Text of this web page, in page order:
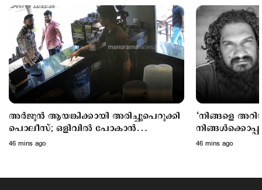
Politics
ചട്ടപ്രകാരം മുന്നറിയിപ്പ് നല്‍കിയില്ല; പ്രതിപക്ഷ
എംഎല്‍എയെ മാറ്റിനിര്‍ത്തി; സര്‍ക്കാരിനെതിരെ
പിണറായി
1 hour ago
അര്‍ജുന്‍ ആയങ്കിക്കായി അരിച്ചുപെറുക്കി
പൊലീസ്; ഒളിവില്‍ പോകാന്‍
സഹായിച്ച നാലുപേര്‍ കസ്റ്റഡിയില്‍
46 mins ago
‘നിങ്ങളെ
പിന്തുണച്ച്
46 mins ago